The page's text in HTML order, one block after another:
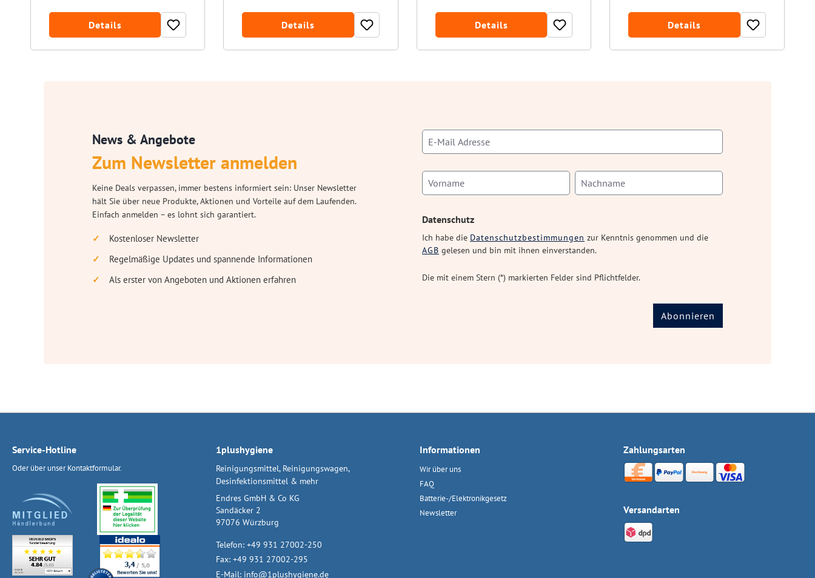
Details Details Details Details
News & Angebote
Zum Newsletter anmelden
Keine Deals verpassen, immer bestens informiert sein: Unser Newsletter
hält Sie über neue Produkte, Aktionen und Vorteile auf dem Laufenden.
Einfach anmelden – es lohnt sich garantiert.
Kostenloser Newsletter
Regelmäßige Updates und spannende Informationen
Als erster von Angeboten und Aktionen erfahren
Datenschutz
Ich habe die Datenschutzbestimmungen zur Kenntnis genommen und die
AGB gelesen und bin mit ihnen einverstanden.
Die mit einem Stern (*) markierten Felder sind Pflichtfelder.
Abonnieren
Service-Hotline
Oder über unserKontaktformular.
1plushygiene
Reinigungsmittel, Reinigungswagen,
Desinfektionsmittel & mehr
Endres GmbH & Co KG
Sandäcker 2
97076 Würzburg
Telefon: +49 931 27002-250
Fax: +49 931 27002-295
E-Mail: info@1plushygiene.de
Informationen
Wir über uns
FAQ
Batterie-/Elektronikgesetz
Newsletter
Zahlungsarten
Versandarten